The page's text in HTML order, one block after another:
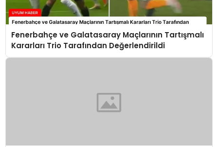
Fenerbahçe ve Galatasaray Maçlarının Tartışmalı
Kararları Trio Tarafından Değerlendirildi